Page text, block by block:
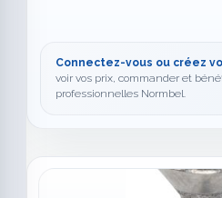
Connectez-vous ou créez
voir vos prix, commander et
professionnelles Normbel.